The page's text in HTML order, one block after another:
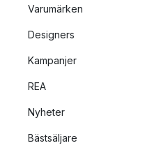
Varumärken
Designers
Kampanjer
REA
Nyheter
Bästsäljare